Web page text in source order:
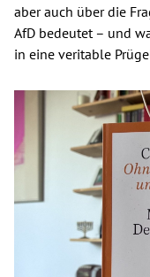
aber auch über die
AfD bedeutet – und
in eine veritable